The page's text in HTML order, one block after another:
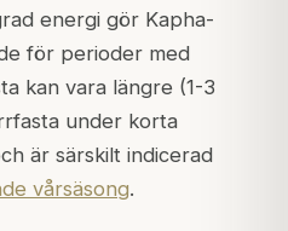
energi gör Kapha-
för perioder med
kan vara längre (1-3
under korta
är särskilt indicerad
vårsäsong.